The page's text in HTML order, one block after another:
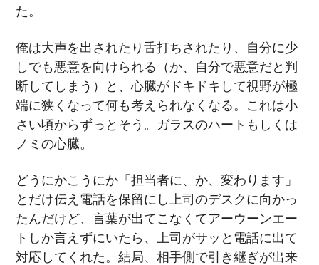
た。
俺は大声を出されたり舌打ちされたり、自分に少
しでも悪意を向けられる（か、自分で悪意だと判
断してしまう）と、心臓がドキドキして視野が極
端に狭くなって何も考えられなくなる。これは小
さい頃からずっとそう。ガラスのハートもしくは
ノミの心臓。
どうにかこうにか「担当者に、か、変わります」
とだけ伝え電話を保留にし上司のデスクに向かっ
たんだけど、言葉が出てこなくてアーウーンエー
トしか言えずにいたら、上司がサッと電話に出て
対応してくれた。結局、相手側で引き継ぎが出来